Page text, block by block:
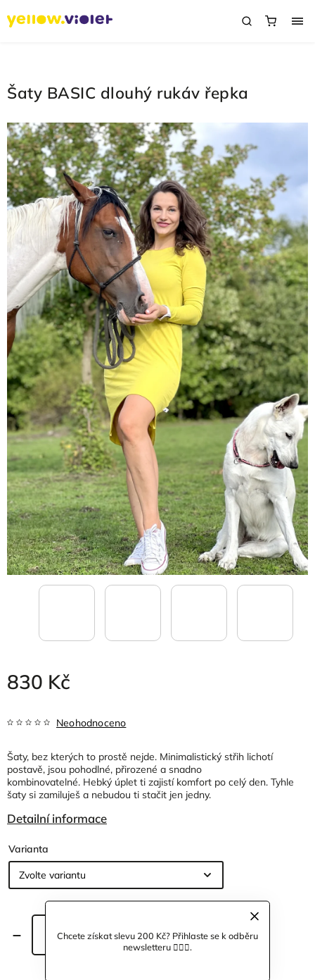
Chcete získat slevu 200 Kč? Přihlaste se k odběru
newsletteru 🙋🏼‍♀️.
Šaty BASIC dlouhý rukáv řepka
830 Kč
Neohodnoceno
Šaty, bez kterých to prostě nejde. Minimalistický střih lichotí
postavě, jsou pohodlné, přirozené a snadno
kombinovatelné. Hebký úplet ti zajistí komfort po celý den. Tyhle
šaty si zamiluješ a nebudou ti stačit jen jedny.
Detailní informace
Varianta
Přidat do košíku